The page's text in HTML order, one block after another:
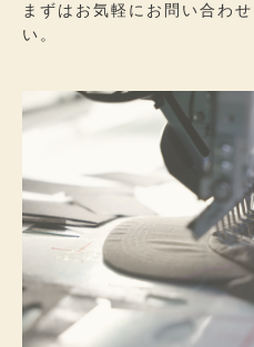
まずはお気軽にお問い合わせ
い。